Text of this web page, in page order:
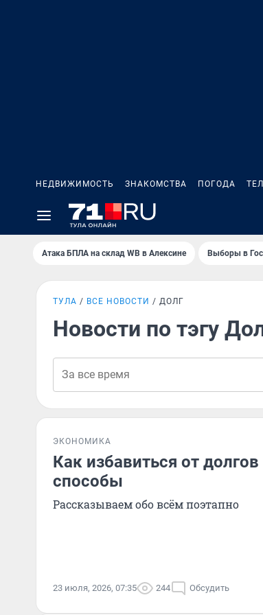
НЕДВИЖИМОСТЬ ЗНАКОМСТВА ПОГОДА
Атака БПЛА на склад WB в Алексине Выборы в
ТУЛА ВСЕ НОВОСТИ ДОЛГ
Новости по тэгу
ЭКОНОМИКА
Как избавиться от
способы
Рассказываем обо всём поэтапно
23 июля, 2026, 07:35 244 Обсудить